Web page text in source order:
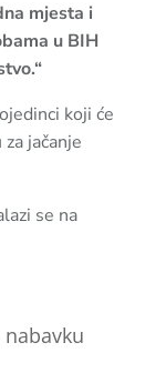
mjesta i
u BIH
koji će
jačanje
se na